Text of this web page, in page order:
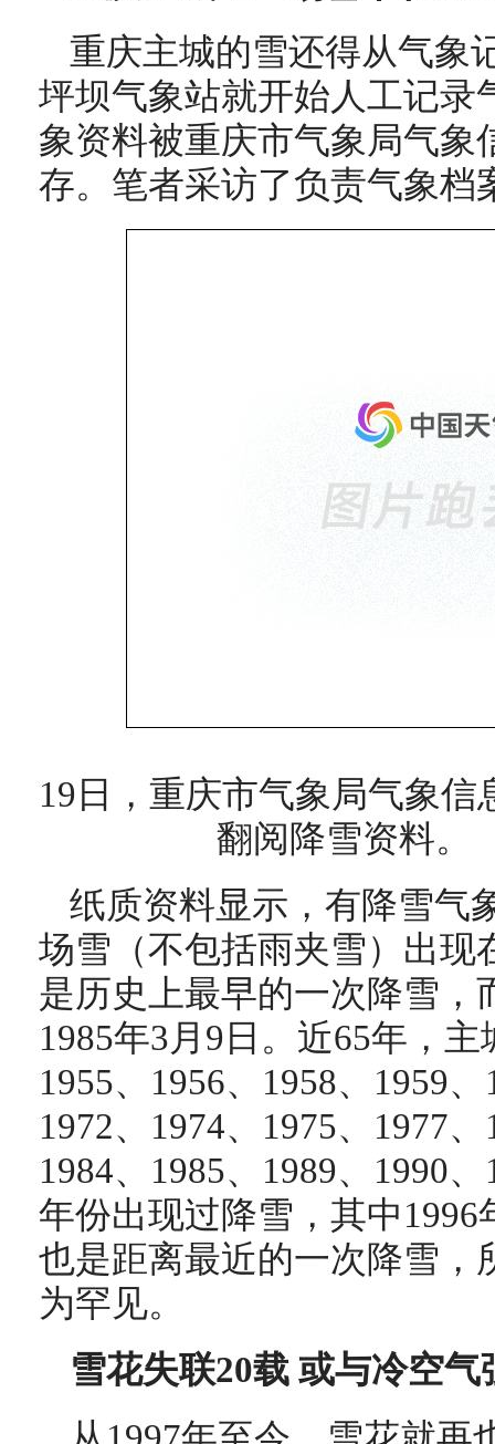
重庆主城的雪还得从气象
坪坝气象站就开始人工记录
象资料被重庆市气象局气象
存。笔者采访了负责气象档
19日，重庆市气象局气象
翻阅降雪资料。
纸质资料显示，有降雪气
场雪（不包括雨夹雪）出现
是历史上最早的一次降雪，
1985年3月9日。近65年，
1955、1956、1958、1959
1972、1974、1975、1977
1984、1985、1989、1990
年份出现过降雪，其中
也是距离最近的一次降雪，
为罕见。
雪花失联20载 或与冷空气